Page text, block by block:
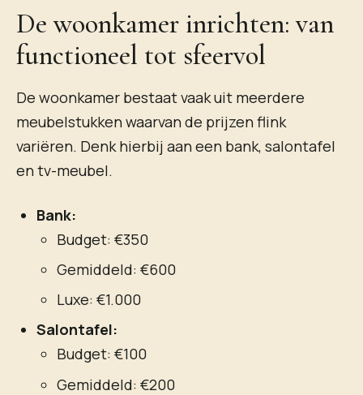
De woonkamer inrichten: van
functioneel tot sfeervol
De woonkamer bestaat vaak uit meerdere
meubelstukken waarvan de prijzen flink
variëren. Denk hierbij aan een bank, salontafel
en tv-meubel.
Bank:
Budget: €350
Gemiddeld: €600
Luxe: €1.000
Salontafel:
Budget: €100
Gemiddeld: €200